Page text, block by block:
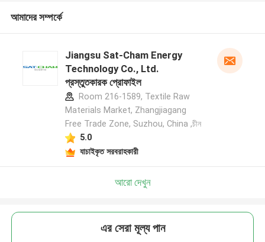
আমাদের সম্পর্কে
Jiangsu Sat-Cham Energy
Technology Co., Ltd.
প্রস্তুতকারক প্রোফাইল
Room 216-1589, Textile Raw
Materials Market, Zhangjiagang
Free Trade Zone, Suzhou, China ,চীন
5.0
যাচাইকৃত সরবরাহকারী
আরো দেখুন
এর সেরা মূল্য পান